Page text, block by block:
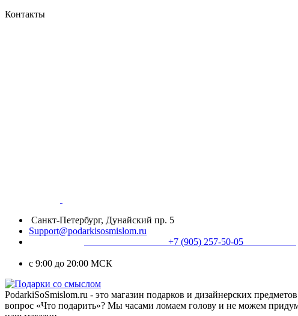
Контакты
Санкт-Петербург, Дунайский пр. 5
Support@podarkisosmislom.ru
+7 (905) 257-50-05
с 9:00 до 20:00 МСК
PodarkiSoSmislom.ru - это магазин подарков и дизайнерских
вопрос «Что подарить»? Мы часами ломаем голову и не можем